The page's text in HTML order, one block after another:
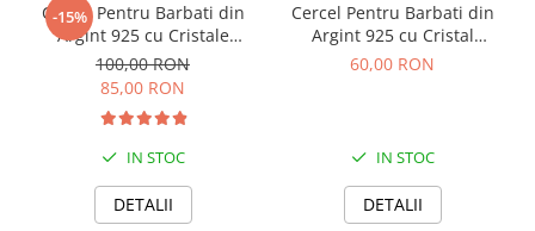
-15%
Cercei Pentru Barbati din
Argint 925 cu Cristale
Zirconia Negre
100,00 RON
85,00 RON
IN STOC
DETALII
Cercel Pentru Barbati din
Argint 925 cu Cristal
Zirconia Negru
60,00 RON
IN STOC
DETALII